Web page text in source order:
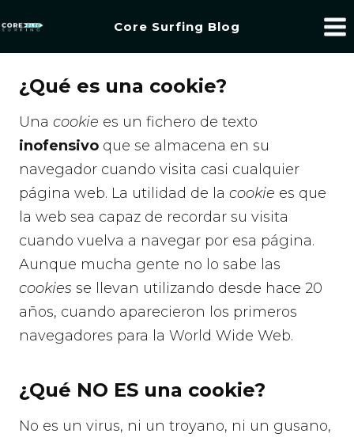
Core Surfing Blog
¿Qué es una cookie?
Una cookie es un fichero de texto
inofensivo que se almacena en su
navegador cuando visita casi cualquier
página web. La utilidad de la cookie es que
la web sea capaz de recordar su visita
cuando vuelva a navegar por esa página.
Aunque mucha gente no lo sabe las
cookies se llevan utilizando desde hace 20
años, cuando aparecieron los primeros
navegadores para la World Wide Web.
¿Qué NO ES una cookie?
No es un virus, ni un troyano, ni un gusano,